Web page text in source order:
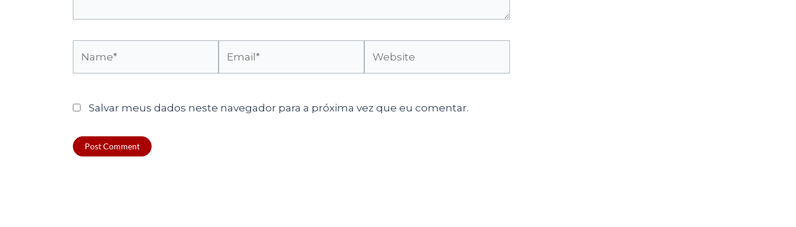
Salvar meus dados neste navegador para a próxima vez que eu comentar.